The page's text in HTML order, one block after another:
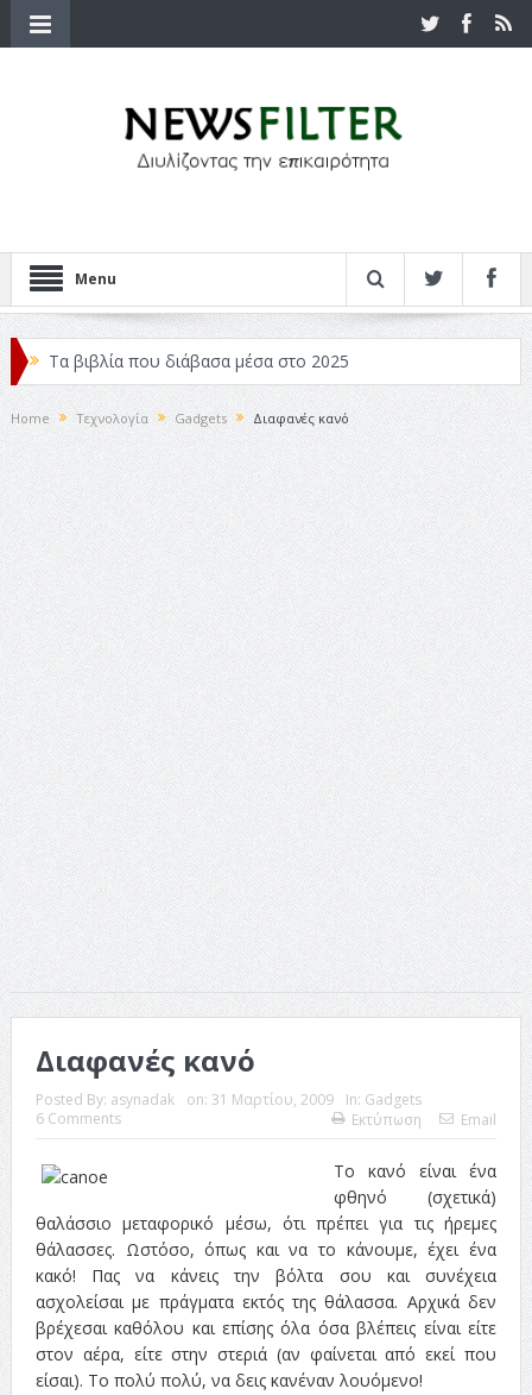
Menu
Τα βιβλία που διάβασα μέσα στο 2025
Κριτικές ταινιών: Ο Ντι Κάπριο και ο Λάνθιμος
Σχεδιασμός που «Μιλάει» Χωρίς Λέξεις
Σπιρτόκουτο: η απόλυτη αντισυμβατική καλοκαιρινή
ταινία
Το Top 5 της εβδομάδας #517
Το νουάρ στον ελληνικό κινηματογράφο
Η Φροντίδα Έχει Πολλές Μορφές: Κι Όλες Σε Αφορούν
Τρία Βήματα Μπροστά για Σένα και την Επιχείρησή σου
Όψεις και Απόψεις
Αξίζει άραγε?
Home Τεχνολογία Gadgets Διαφανές κανό
Διαφανές κανό
Posted By: asynadak on: 31 Μαρτίου, 2009 In: Gadgets
6 Comments
Εκτύπωση Email
Το κανό είναι ένα
φθηνό (σχετικά)
θαλάσσιο μεταφορικό μέσω, ότι πρέπει για τις ήρεμες
θάλασσες. Ωστόσο, όπως και να το κάνουμε, έχει ένα
κακό! Πας να κάνεις την βόλτα σου και συνέχεια
ασχολείσαι με πράγματα εκτός της θάλασσα. Αρχικά δεν
βρέχεσαι καθόλου και επίσης όλα όσα βλέπεις είναι είτε
στον αέρα, είτε στην στεριά (αν φαίνεται από εκεί που
είσαι). Το πολύ πολύ, να δεις κανέναν λουόμενο!